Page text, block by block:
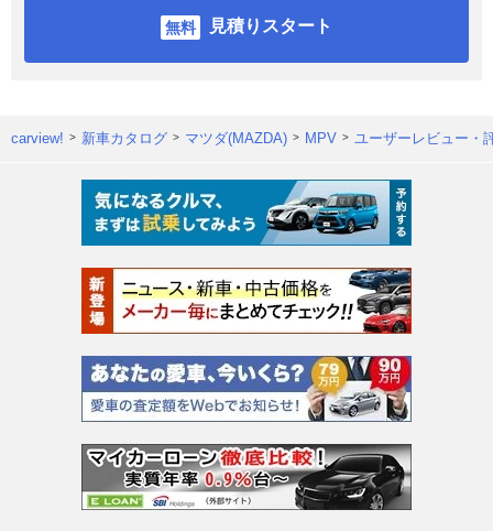
見積りスタート
carview! 新車カタログ マツダ(MAZDA) MPV ユーザーレビュー・